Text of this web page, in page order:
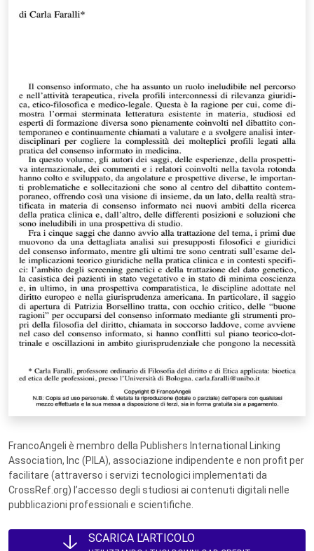
FrancoAngeli è membro della Publishers International Linking
Association, Inc (PILA), associazione indipendente e non profit per
facilitare (attraverso i servizi tecnologici implementati da
CrossRef.org) l’accesso degli studiosi ai contenuti digitali nelle
pubblicazioni professionali e scientifiche.
SCARICA L'ARTICOLO